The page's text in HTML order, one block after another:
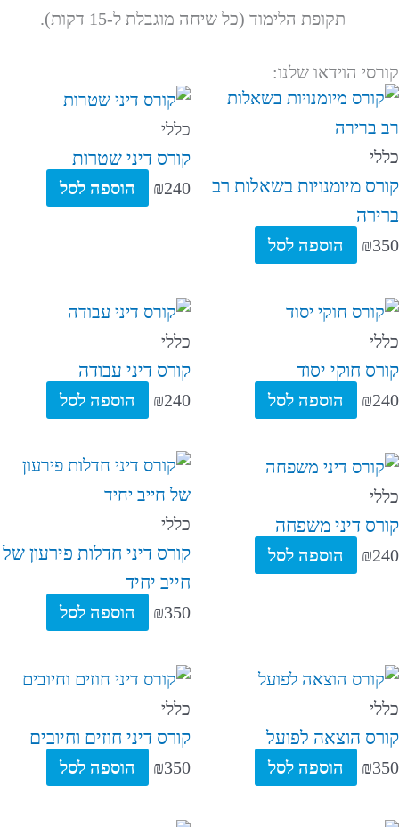
תקופת הלימוד (כל שיחה מוגבלת ל-15 דקות).
קורסי הוידאו שלנו:
כללי
קורס מיומנויות בשאלות רב
ברירה
₪350 הוספה לסל
כללי
קורס דיני שטרות
₪240 הוספה לסל
כללי
קורס חוקי יסוד
₪240 הוספה לסל
כללי
קורס דיני עבודה
₪240 הוספה לסל
כללי
קורס דיני משפחה
₪240 הוספה לסל
כללי
קורס דיני חדלות פירעון של
חייב יחיד
₪350 הוספה לסל
כללי
קורס הוצאה לפועל
₪350 הוספה לסל
כללי
קורס דיני חוזים וחיובים
₪350 הוספה לסל